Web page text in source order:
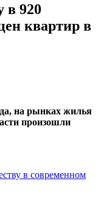
в 920
квартир в
на рынках жилья
произошли
в современном